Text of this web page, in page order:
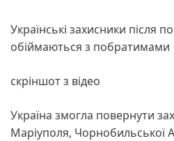
Українські захисники після
обіймаються з побратимами
скріншот з відео
Україна змогла повернути
Маріуполя, Чорнобильської